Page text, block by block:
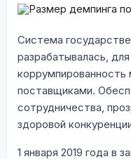
Система
разрабатывалась,
коррумпированность
поставщиками.
сотрудничества,
здоровой
1 января 2019 года в